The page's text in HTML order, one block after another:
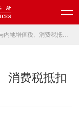
增值税、消费税抵扣问题研究
消费税抵扣